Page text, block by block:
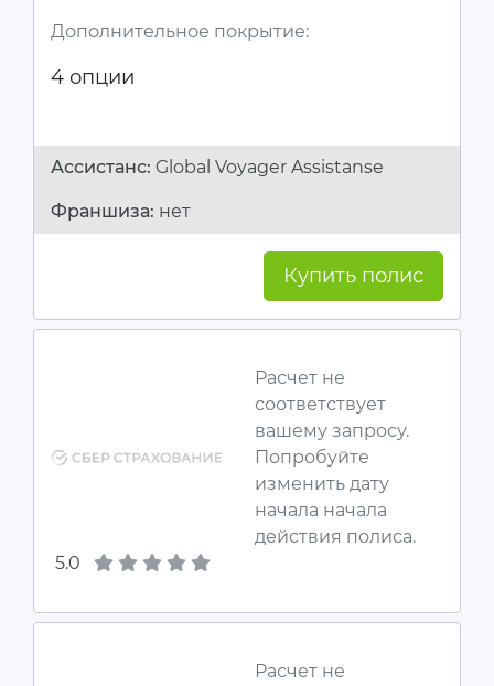
Дополнительное покрытие:
4 опции
Ассистанc: Global Voyager Assistanse
Франшиза: нет
Купить полис
Расчет не
соответствует
вашему запросу.
Попробуйте
изменить дату
начала начала
действия полиса.
5.0
Расчет не